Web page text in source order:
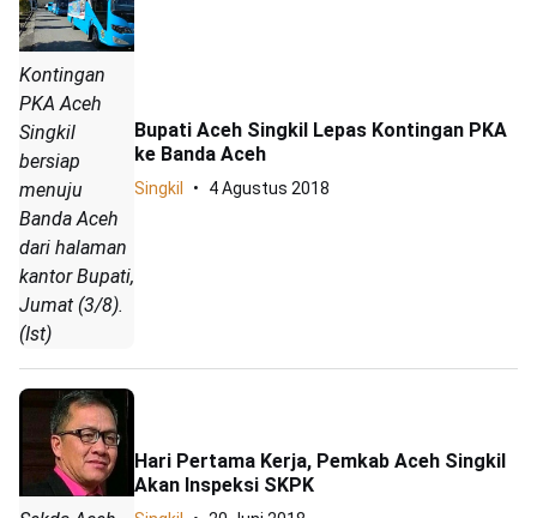
Kontingan
PKA Aceh
Singkil
bersiap
menuju
Banda Aceh
dari halaman
kantor Bupati,
Jumat (3/8).
(Ist)
Bupati Aceh Singkil Lepas Kontingan PKA
ke Banda Aceh
Singkil 4 Agustus 2018
Hari Pertama Kerja, Pemkab Aceh Singkil
Akan Inspeksi SKPK